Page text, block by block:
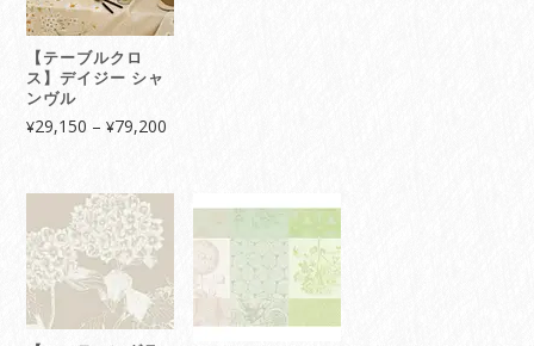
【テーブルクロ
ス】デイジー シャ
ンヴル
¥29,150 –¥79,200
–
¥79,200